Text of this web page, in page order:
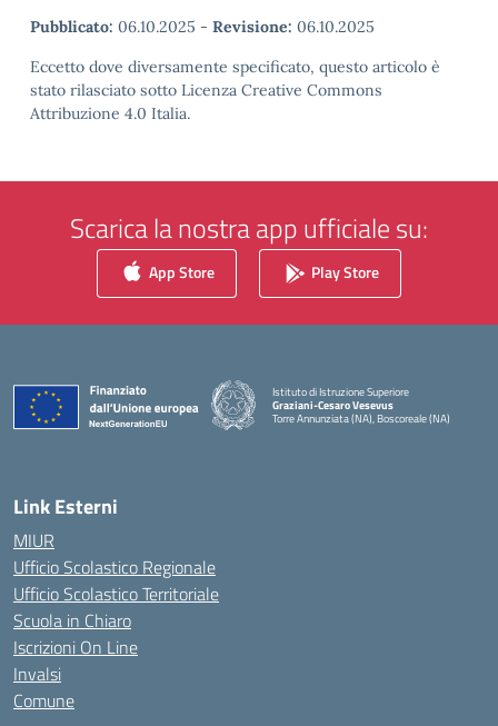
Pubblicato: 06.10.2025 - Revisione: 06.10.2025
Eccetto dove diversamente specificato, questo articolo è
stato rilasciato sotto Licenza Creative Commons
Attribuzione 4.0 Italia.
Scarica la nostra app ufficiale su:
App Store Play Store
Istituto di Istruzione Superiore
Graziani-Cesaro Vesevus
Torre Annunziata (NA), Boscoreale (NA)
Link Esterni
MIUR
Ufficio Scolastico Regionale
Ufficio Scolastico Territoriale
Scuola in Chiaro
Iscrizioni On Line
Invalsi
Comune